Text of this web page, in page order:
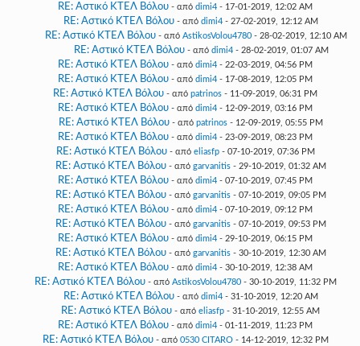
RE: Αστικό ΚΤΕΛ Βόλου - από dimi4 - 17-01-2019, 12:02 AM
RE: Αστικό ΚΤΕΛ Βόλου - από dimi4- 27-02-2019, 12:12 AM
RE: Αστικό ΚΤΕΛ Βόλου - από AstikosVolou4780- 28-02-2019, 12:10 AM
RE: Αστικό ΚΤΕΛ Βόλου - από dimi4- 28-02-2019, 01:07 AM
RE: Αστικό ΚΤΕΛ Βόλου - από dimi4 - 22-03-2019, 04:56 PM
RE: Αστικό ΚΤΕΛ Βόλου - από dimi4 - 17-08-2019, 12:05 PM
RE: Αστικό ΚΤΕΛ Βόλου - από patrinos - 11-09-2019, 06:31 PM
RE: Αστικό ΚΤΕΛ Βόλου - από dimi4 - 12-09-2019, 03:16 PM
RE: Αστικό ΚΤΕΛ Βόλου - από patrinos- 12-09-2019, 05:55 PM
RE: Αστικό ΚΤΕΛ Βόλου - από dimi4 - 23-09-2019, 08:23 PM
RE: Αστικό ΚΤΕΛ Βόλου - από eliasfp- 07-10-2019, 07:36 PM
RE: Αστικό ΚΤΕΛ Βόλου - από garvanitis- 29-10-2019, 01:32 AM
RE: Αστικό ΚΤΕΛ Βόλου - από dimi4 - 07-10-2019, 07:45 PM
RE: Αστικό ΚΤΕΛ Βόλου - από garvanitis- 07-10-2019, 09:05 PM
RE: Αστικό ΚΤΕΛ Βόλου - από dimi4 - 07-10-2019, 09:12 PM
RE: Αστικό ΚΤΕΛ Βόλου - από garvanitis- 07-10-2019, 09:53 PM
RE: Αστικό ΚΤΕΛ Βόλου - από dimi4 - 29-10-2019, 06:15 PM
RE: Αστικό ΚΤΕΛ Βόλου - από garvanitis- 30-10-2019, 12:30 AM
RE: Αστικό ΚΤΕΛ Βόλου - από dimi4 - 30-10-2019, 12:38 AM
RE: Αστικό ΚΤΕΛ Βόλου - από AstikosVolou4780- 30-10-2019, 11:32 PM
RE: Αστικό ΚΤΕΛ Βόλου - από dimi4- 31-10-2019, 12:20 AM
RE: Αστικό ΚΤΕΛ Βόλου - από eliasfp - 31-10-2019, 12:55 AM
RE: Αστικό ΚΤΕΛ Βόλου - από dimi4 - 01-11-2019, 11:23 PM
RE: Αστικό ΚΤΕΛ Βόλου - από 0530 CITARO- 14-12-2019, 12:32 PM